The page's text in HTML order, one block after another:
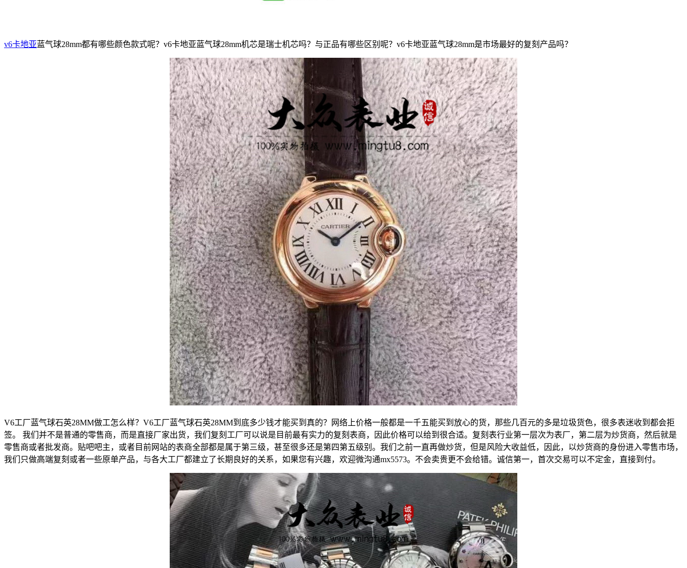
v6卡地亚蓝气球28mm都有哪些颜色款式呢？v6卡地亚蓝气球28mm机芯是瑞士机芯吗？与正品有哪些区别呢？v6卡地亚蓝气球28mm是市场最好的复刻产品吗？
V6工厂蓝气球石英28MM做工怎么样？V6工厂蓝气球石英28MM到底多少钱才能买到真的？网络上价格一般都是一千五能买到放心的货，那些几百元的多是垃圾货色，很多表迷收到都会拒
签。 我们并不是普通的零售商，而是直接厂家出货，我们复刻工厂可以说是目前最有实力的复刻表商，因此价格可以给到很合适。复刻表行业第一层次为表厂，第二层为炒货商，然后就是
零售商或者批发商。贴吧吧主，或者目前网站的表商全部都是属于第三级，甚至很多还是第四第五级别。我们之前一直再做炒货，但是风险大收益低，因此，以炒货商的身份进入零售市场，
我们只做高端复刻或者一些原单产品，与各大工厂都建立了长期良好的关系，如果您有兴趣，欢迎微沟通mx5573。不会卖贵更不会给错。诚信第一，首次交易可以不定金，直接到付。